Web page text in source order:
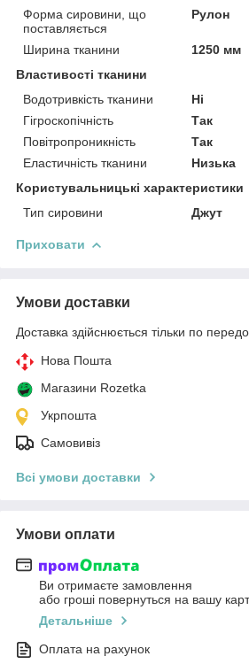
Форма сировини, що
поставляється
Рулон
Ширина тканини
1250 мм
Властивості тканини
Водотривкість тканини
Ні
Гігроскопічність
Так
Повітропроникність
Так
Еластичність тканини
Низька
Користувальницькі характеристики
Тип сировини
Джут
Приховати
Умови доставки
Доставка здійснюється тільки по
Нова Пошта
Магазини Rozetka
Укрпошта
Самовивіз
Всі умови доставки
Умови оплати
Ви отримаєте замовлення
або гроші повернуться на вашу
Детальніше
Оплата на рахунок